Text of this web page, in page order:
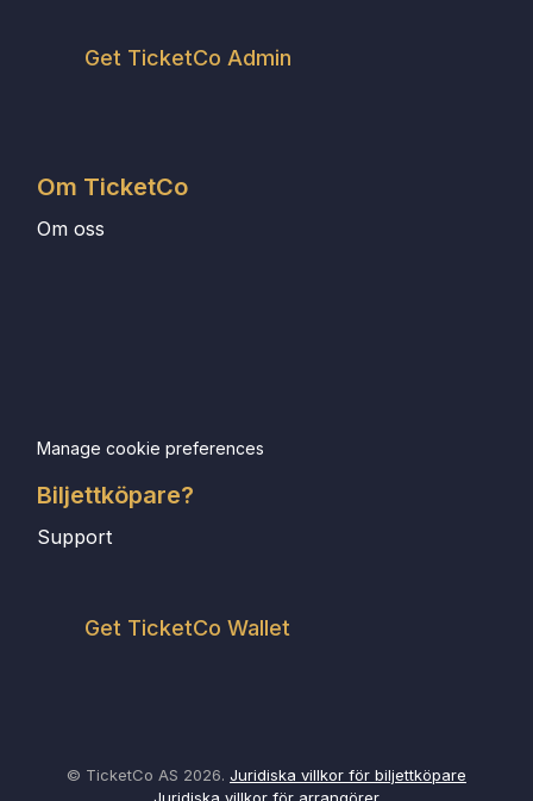
Get TicketCo Admin
Om TicketCo
Om oss
Manage cookie preferences
Biljettköpare?
Support
Get TicketCo Wallet
© TicketCo AS 2026. Juridiska villkor för biljettköpare